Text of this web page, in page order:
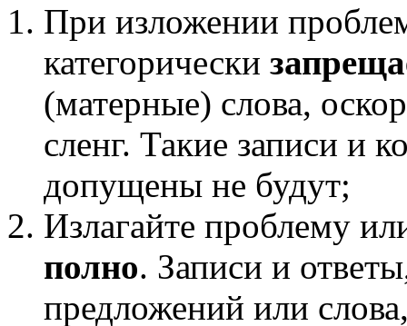
При изложении
категорически
(матерные) слова,
сленг. Такие записи и
допущены не будут;
Излагайте проблему
полно. Записи и
предложений или